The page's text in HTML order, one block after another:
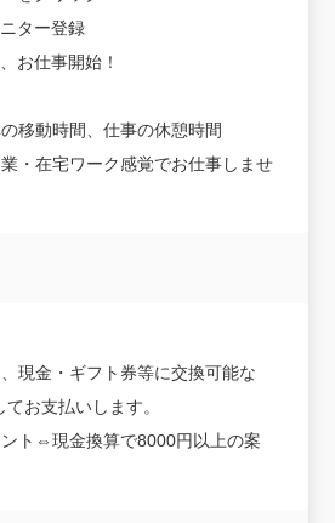
ター登録
お仕事開始！
移動時間、仕事の休憩時間
・在宅ワーク感覚でお仕事しませ
現金・ギフト券等に交換可能な
お支払いします。
ト⇔現金換算で8000円以上の案